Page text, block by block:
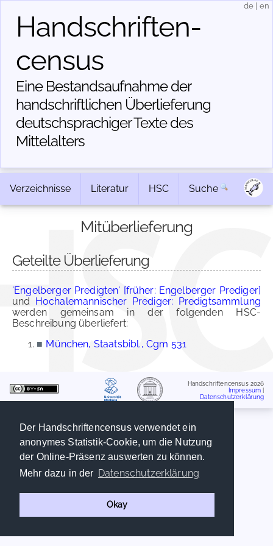
Der Handschriftencensus verwendet ein
anonymes Statistik-Cookie, um die Nutzung
der Online-Präsenz auswerten zu können.
Mehr dazu in der Datenschutzerklärung
Okay
Handschriften­
census
Eine Bestandsaufnahme der
handschriftlichen Über­lieferung
deutschsprachiger Texte des
Mittelalters
de en
Verzeichnisse Literatur HSC Suche
Mitüberlieferung
Geteilte Überlieferung
'Engelberger Predigten' [früher: Engelberger Prediger]
und Hochalemannischer Prediger: Predigtsammlung
werden gemeinsam in der folgenden HSC-
Beschreibung überliefert:
■ München, Staatsbibl., Cgm 531
Handschriftencensus 2026
Impressum
Datenschutzerklärung